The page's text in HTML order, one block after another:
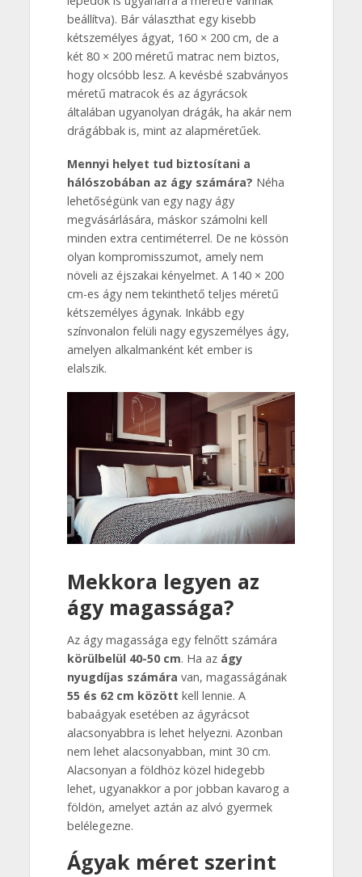
beállítva). Bár választhat egy kisebb
kétszemélyes ágyat, 160 × 200 cm, de a
két 80 × 200 méretű matrac nem biztos,
hogy olcsóbb lesz. A kevésbé szabványos
méretű matracok és az ágyrácsok
általában ugyanolyan drágák, ha akár nem
drágábbak is, mint az alapméretűek.
Mennyi helyet tud biztosítani a
hálószobában az ágy számára? Néha
lehetőségünk van egy nagy ágy
megvásárlására, máskor számolni kell
minden extra centiméterrel. De ne kössön
olyan kompromisszumot, amely nem
növeli az éjszakai kényelmet. A 140 × 200
cm-es ágy nem tekinthető teljes méretű
kétszemélyes ágynak. Inkább egy
színvonalon felüli nagy egyszemélyes ágy,
amelyen alkalmanként két ember is
elalszik.
Mekkora legyen az
ágy magassága?
Az ágy magassága egy felnőtt számára
körülbelül 40-50 cm. Ha az ágy
nyugdíjas számára van, magasságának
55 és 62 cm között kell lennie. A
babaágyak esetében az ágyrácsot
alacsonyabbra is lehet helyezni. Azonban
nem lehet alacsonyabban, mint 30 cm.
Alacsonyan a földhöz közel hidegebb
lehet, ugyanakkor a por jobban kavarog a
földön, amelyet aztán az alvó gyermek
belélegezne.
Ágyak méret szerint